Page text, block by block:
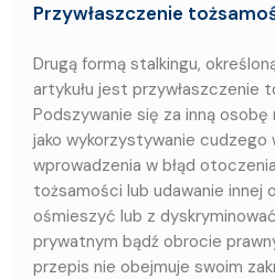
Przywłaszczenie
Drugą formą stalkingu,
artykułu jest przywłaszczenie
Podszywanie się za inną
jako wykorzystywanie cudzego
wprowadzenia w błąd
tożsamości lub udawanie innej
ośmieszyć lub z
prywatnym bądź obrocie
przepis nie obejmuje swoim